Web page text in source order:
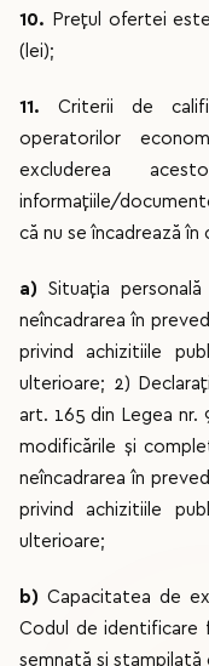
10. Preţul ofertei
(lei);
11. Criterii de
operatorilor
excluderea
informaţiile/
că nu se încadrează
a) Situația
neîncadrarea în
privind achizitiile
ulterioare; 2)
art. 165 din Legea nr.
modificările şi
neîncadrarea în
privind achizitiile
ulterioare;
b) Capacitatea de
Codul de identificare
semnată și stampilată